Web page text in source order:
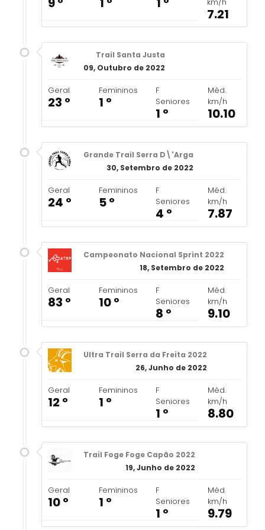
7.21
Trail Santa Justa
09, Outubro de 2022
Geral
23 º
Femininos
1 º
F
Seniores
1 º
Méd.
km/h
10.10
Grande Trail Serra D\'Arga
30, Setembro de 2022
Geral
24 º
Femininos
5 º
F
Seniores
4 º
Méd.
km/h
7.87
Campeonato Nacional Sprint 2022
18, Setembro de 2022
Geral
83 º
Femininos
10 º
F
Seniores
8 º
Méd.
km/h
9.10
Ultra Trail Serra da Freita 2022
26, Junho de 2022
Geral
12 º
Femininos
1 º
F
Seniores
1 º
Méd.
km/h
8.80
Trail Foge Foge Capão 2022
19, Junho de 2022
Geral
10 º
Femininos
1 º
F
Seniores
1 º
Méd.
km/h
9.79